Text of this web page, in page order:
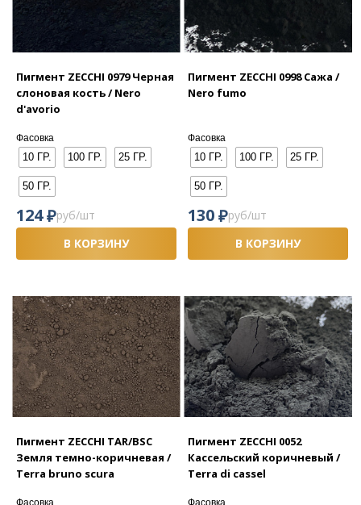
Пигмент ZECCHI 0979 Черная
слоновая кость / Nero
d'avorio
Фасовка
10 ГР. 100 ГР. 25 ГР.
50 ГР.
124₽руб/шт
В КОРЗИНУ
Пигмент ZECCHI 0998 Сажа /
Nero fumo
Фасовка
10 ГР. 100 ГР. 25 ГР.
50 ГР.
130₽руб/шт
В КОРЗИНУ
Пигмент ZECCHI TAR/BSC
Земля темно-коричневая /
Terra bruno scura
Фасовка
Пигмент ZECCHI 0052
Кассельский коричневый /
Terra di cassel
Фасовка